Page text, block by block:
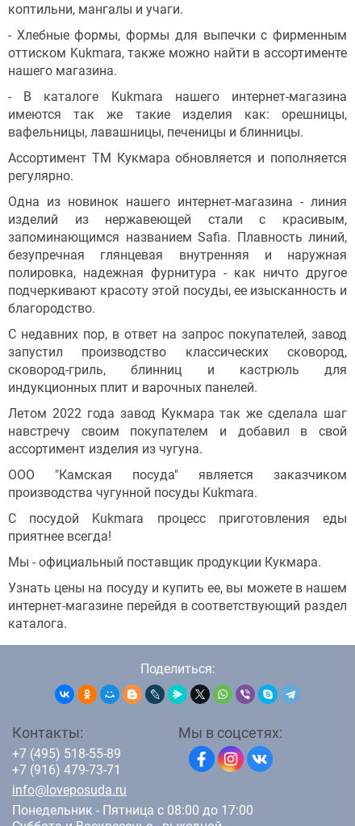
коптильни, мангалы и учаги.
- Хлебные формы, формы для выпечки с фирменным
оттиском Kukmara, также можно найти в ассортименте
нашего магазина.
- В каталоге Kukmara нашего интернет-магазина
имеются так же такие изделия как: орешницы,
вафельницы, лавашницы, печеницы и блинницы.
Ассортимент ТМ Кукмара обновляется и пополняется
регулярно.
Одна из новинок нашего интернет-магазина - линия
изделий из нержавеющей стали с красивым,
запоминающимся названием Safia. Плавность линий,
безупречная глянцевая внутренняя и наружная
полировка, надежная фурнитура - как ничто другое
подчеркивают красоту этой посуды, ее изысканность и
благородство.
С недавних пор, в ответ на запрос покупателей, завод
запустил производство классических сковород,
сковород-гриль, блинниц и кастрюль для
индукционных плит и варочных панелей.
Летом 2022 года завод Кукмара так же сделала шаг
навстречу своим покупателем и добавил в свой
ассортимент изделия из чугуна.
ООО "Камская посуда" является заказчиком
производства чугунной посуды Kukmara.
С посудой Kukmara процесс приготовления еды
приятнее всегда!
Мы - официальный поставщик продукции Кукмара.
Узнать цены на посуду и купить ее, вы можете в нашем
интернет-магазине перейдя в соответствующий раздел
каталога.
Поделиться:
Контакты:
+7 (495) 518-55-89
+7 (916) 479-73-71
info@loveposuda.ru
Понедельник - Пятница с 08:00 до 17:00
Мы в соцсетях: